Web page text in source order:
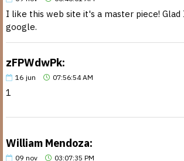
I like this web site it's a master piece! Glad
google.
zFPWdwPk:
16 jun 07:56:54 AM
1
William Mendoza:
09 nov 03:07:35 PM